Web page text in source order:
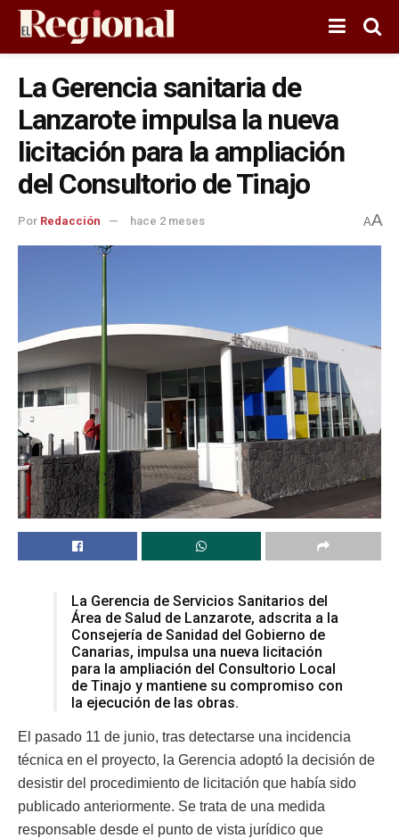
La Gerencia sanitaria de
Lanzarote impulsa la nueva
licitación para la ampliación
del Consultorio de Tinajo
Por Redacción hace 2 meses AA
La Gerencia de Servicios Sanitarios del
Área de Salud de Lanzarote, adscrita a la
Consejería de Sanidad del Gobierno de
Canarias, impulsa una nueva licitación
para la ampliación del Consultorio Local
de Tinajo y mantiene su compromiso con
la ejecución de las obras.
El pasado 11 de junio, tras detectarse una incidencia
técnica en el proyecto, la Gerencia adoptó la decisión de
desistir del procedimiento de licitación que había sido
publicado anteriormente. Se trata de una medida
responsable desde el punto de vista jurídico que